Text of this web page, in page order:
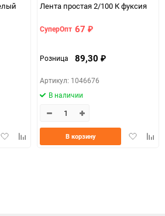
8cc6-b03af2b6059f
ДобавитьДобавить
Лента простая 2/100 К фуксия
СуперОпт 67 ₽
Розница 89,30 ₽
Артикул: 1046676
В наличии
Добавить
В корзину